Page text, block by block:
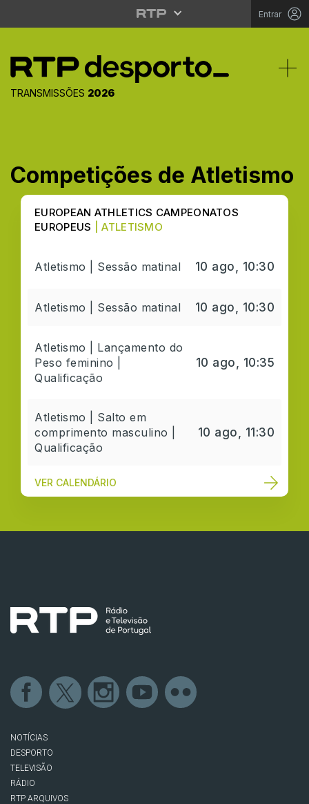
Entrar
TRANSMISSÕES 2026
Competições de Atletismo
EUROPEAN ATHLETICS CAMPEONATOS
EUROPEUS
| ATLETISMO
Atletismo | Sessão matinal 10 ago, 10:30
Atletismo | Sessão matinal 10 ago, 10:30
Atletismo | Lançamento do
Peso feminino |
Qualificação
10 ago, 10:35
Atletismo | Salto em
comprimento masculino |
Qualificação
10 ago, 11:30
VER CALENDÁRIO
NOTÍCIAS
DESPORTO
TELEVISÃO
RÁDIO
RTP ARQUIVOS